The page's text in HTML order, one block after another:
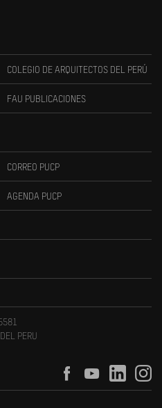
COLEGIO DE ARQUITECTOS DEL PERÚ
FAU PUBLICACIONES
CORREO PUCP
AGENDA PUCP
PERU